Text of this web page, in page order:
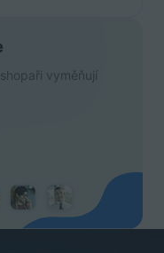
vyměňují